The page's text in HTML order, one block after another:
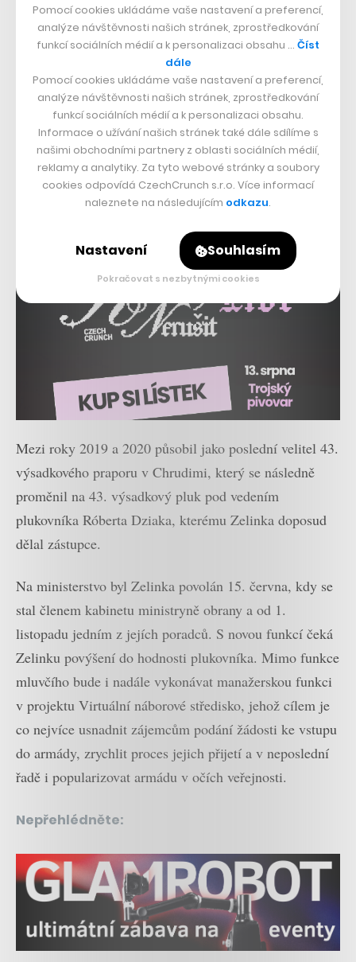
Armády České republiky působil od roku 2017 a
vykonával funkci výkonného důstojníka náčelníka
Generálního štábu.
Mezi roky 2019 a 2020 působil jako poslední velitel 43.
výsadkového praporu v Chrudimi, který se následně
proměnil na 43. výsadkový pluk pod vedením
plukovníka Róberta Dziaka, kterému Zelinka doposud
dělal zástupce.
Na ministerstvo byl Zelinka povolán 15. června, kdy se
stal členem kabinetu ministryně obrany a od 1.
listopadu jedním z jejích poradců. S novou funkcí čeká
Zelinku povýšení do hodnosti plukovníka. Mimo funkce
mluvčího bude i nadále vykonávat manažerskou funkci
v projektu Virtuální náborové středisko, jehož cílem je
co nejvíce usnadnit zájemcům podání žádosti ke vstupu
do armády, zrychlit proces jejich přijetí a v neposlední
řadě i popularizovat armádu v očích veřejnosti.
Nepřehlédněte:
Pomocí cookies ukládáme vaše nastavení a preferencí,
analýze návštěvnosti našich stránek, zprostředkování
funkcí sociálních médií a k personalizaci obsahu … Číst
dále
Pomocí cookies ukládáme vaše nastavení a preferencí,
analýze návštěvnosti našich stránek, zprostředkování
funkcí sociálních médií a k personalizaci obsahu.
Informace o užívání našich stránek také dále sdílíme s
našimi obchodními partnery z oblasti sociálních médií,
reklamy a analytiky. Za tyto webové stránky a soubory
cookies odpovídá CzechCrunch s.r.o. Více informací
naleznete na následujícím odkazu.
Nastavení Souhlasím
Pokračovat s nezbytnými cookies